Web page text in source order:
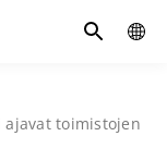
Hae
toimistojen